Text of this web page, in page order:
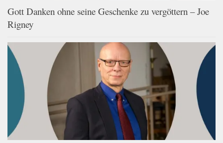
Gott Danken ohne seine Geschenke zu vergöttern – Joe
Rigney